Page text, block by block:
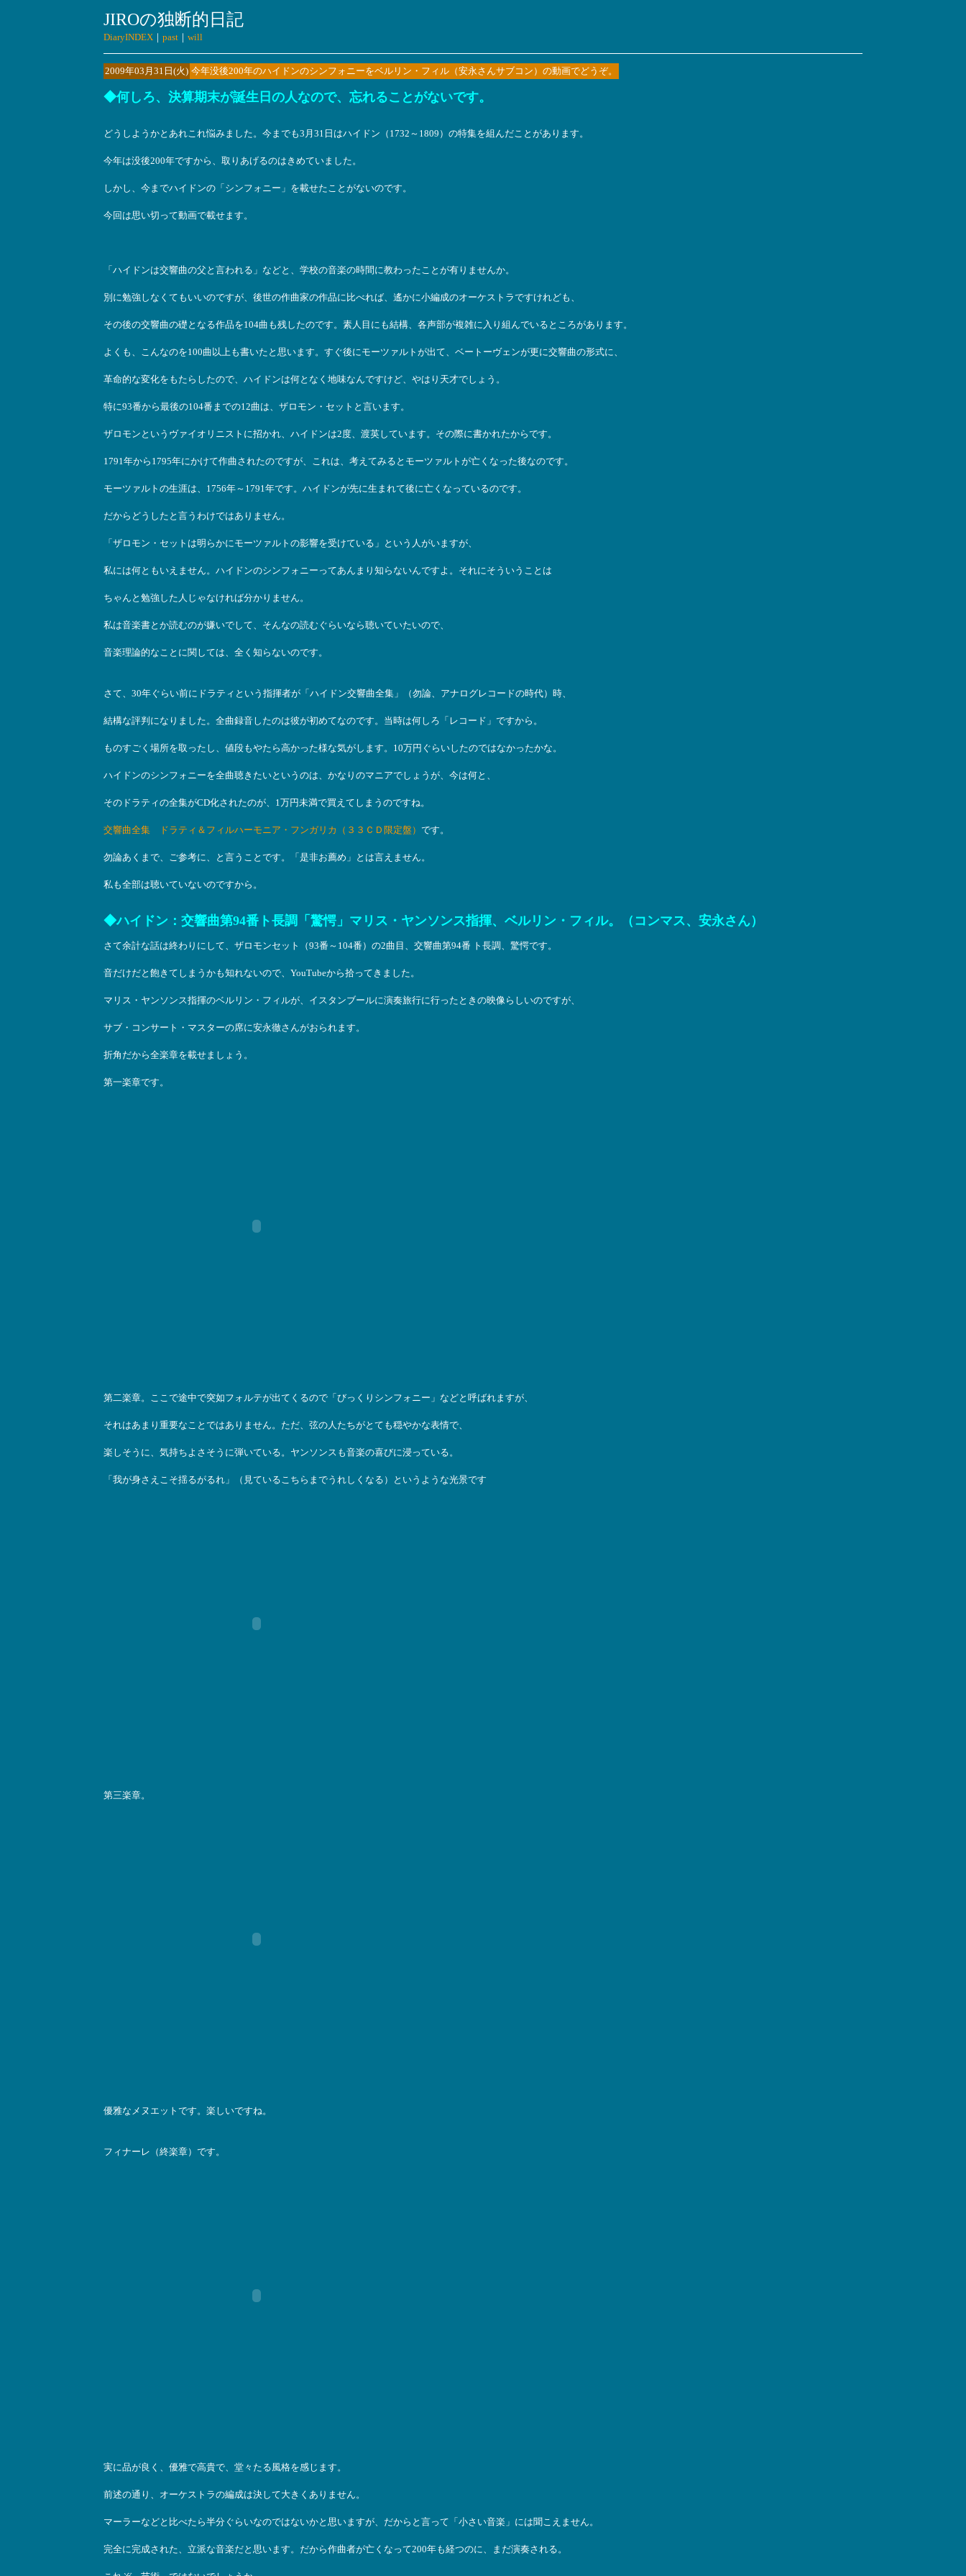
JIROの独断的日記
DiaryINDEX ｜ past ｜ will
2009年03月31日(火) 今年没後200年のハイドンのシンフォニーをベルリン・フィル（安永さんサブコン）の動画でどうぞ。
◆何しろ、決算期末が誕生日の人なので、忘れることがないです。
どうしようかとあれこれ悩みました。今までも3月31日はハイドン（1732～1809）の特集を組んだことがあります。
今年は没後200年ですから、取りあげるのはきめていました。
しかし、今までハイドンの「シンフォニー」を載せたことがないのです。
今回は思い切って動画で載せます。
「ハイドンは交響曲の父と言われる」などと、学校の音楽の時間に教わったことが有りませんか。
別に勉強しなくてもいいのですが、後世の作曲家の作品に比べれば、遙かに小編成のオーケストラですけれども、
その後の交響曲の礎となる作品を104曲も残したのです。素人目にも結構、各声部が複雑に入り組んでいるところがあります。
よくも、こんなのを100曲以上も書いたと思います。すぐ後にモーツァルトが出て、ベートーヴェンが更に交響曲の形式に、
革命的な変化をもたらしたので、ハイドンは何となく地味なんですけど、やはり天才でしょう。
特に93番から最後の104番までの12曲は、ザロモン・セットと言います。
ザロモンというヴァイオリニストに招かれ、ハイドンは2度、渡英しています。その際に書かれたからです。
1791年から1795年にかけて作曲されたのですが、これは、考えてみるとモーツァルトが亡くなった後なのです。
モーツァルトの生涯は、1756年～1791年です。ハイドンが先に生まれて後に亡くなっているのです。
だからどうしたと言うわけではありません。
「ザロモン・セットは明らかにモーツァルトの影響を受けている」という人がいますが、
私には何ともいえません。ハイドンのシンフォニーってあんまり知らないんですよ。それにそういうことは
ちゃんと勉強した人じゃなければ分かりません。
私は音楽書とか読むのが嫌いでして、そんなの読むぐらいなら聴いていたいので、
音楽理論的なことに関しては、全く知らないのです。
さて、30年ぐらい前にドラティという指揮者が「ハイドン交響曲全集」（勿論、アナログレコードの時代）時、
結構な評判になりました。全曲録音したのは彼が初めてなのです。当時は何しろ「レコード」ですから。
ものすごく場所を取ったし、値段もやたら高かった様な気がします。10万円ぐらいしたのではなかったかな。
ハイドンのシンフォニーを全曲聴きたいというのは、かなりのマニアでしょうが、今は何と、
そのドラティの全集がCD化されたのが、1万円未満で買えてしまうのですね。
交響曲全集 ドラティ＆フィルハーモニア・フンガリカ（３３ＣＤ限定盤） です。
勿論あくまで、ご参考に、と言うことです。「是非お薦め」とは言えません。
私も全部は聴いていないのですから。
◆ハイドン：交響曲第94番ト長調「驚愕」マリス・ヤンソンス指揮、ベルリン・フィル。（コンマス、安永さん）
さて余計な話は終わりにして、ザロモンセット（93番～104番）の2曲目、交響曲第94番 ト長調、驚愕です。
音だけだと飽きてしまうかも知れないので、YouTubeから拾ってきました。
マリス・ヤンソンス指揮のベルリン・フィルが、イスタンブールに演奏旅行に行ったときの映像らしいのですが、
サブ・コンサート・マスターの席に安永徹さんがおられます。
折角だから全楽章を載せましょう。
第一楽章です。
第二楽章。ここで途中で突如フォルテが出てくるので「びっくりシンフォニー」などと呼ばれますが、
それはあまり重要なことではありません。ただ、弦の人たちがとても穏やかな表情で、
楽しそうに、気持ちよさそうに弾いている。ヤンソンスも音楽の喜びに浸っている。
「我が身さえこそ揺るがるれ」（見ているこちらまでうれしくなる）というような光景です
第三楽章。
優雅なメヌエットです。楽しいですね。
フィナーレ（終楽章）です。
実に品が良く、優雅で高貴で、堂々たる風格を感じます。
前述の通り、オーケストラの編成は決して大きくありません。
マーラーなどと比べたら半分ぐらいなのではないかと思いますが、だからと言って「小さい音楽」には聞こえません。
完全に完成された、立派な音楽だと思います。だから作曲者が亡くなって200年も経つのに、まだ演奏される。